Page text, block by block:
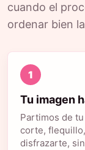
cuando el
ordenar bien
1
Tu imagen
Partimos de
corte,
disfrazarte,